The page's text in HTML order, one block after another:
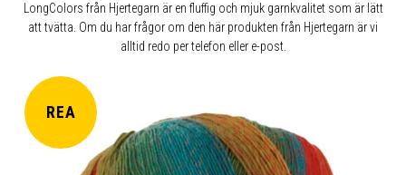
LongColors från Hjertegarn är en fluffig och mjuk garnkvalitet som är lätt
att tvätta. Om du har frågor om den här produkten från Hjertegarn är vi
alltid redo per telefon eller e-post.
REA